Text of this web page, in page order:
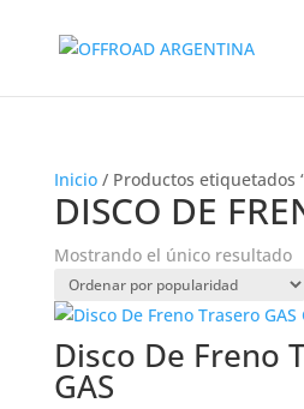
Inicio/ Productos etiquetados
DISCO DE
Mostrando el único resultado
Disco De Freno
GAS